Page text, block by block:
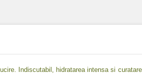
Indiscutabil, hidratarea intensa si